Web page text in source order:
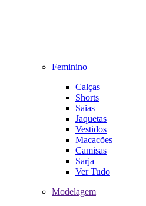
Feminino
Calças
Shorts
Saias
Jaquetas
Vestidos
Macacões
Camisas
Sarja
Ver Tudo
Modelagem